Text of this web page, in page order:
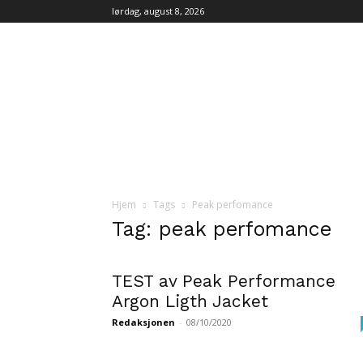
lørdag, august 8, 2026
Hjem Tags Peak perfomance
Tag: peak perfomance
TEST av Peak Performance
Argon Ligth Jacket
Redaksjonen - 08/10/2020